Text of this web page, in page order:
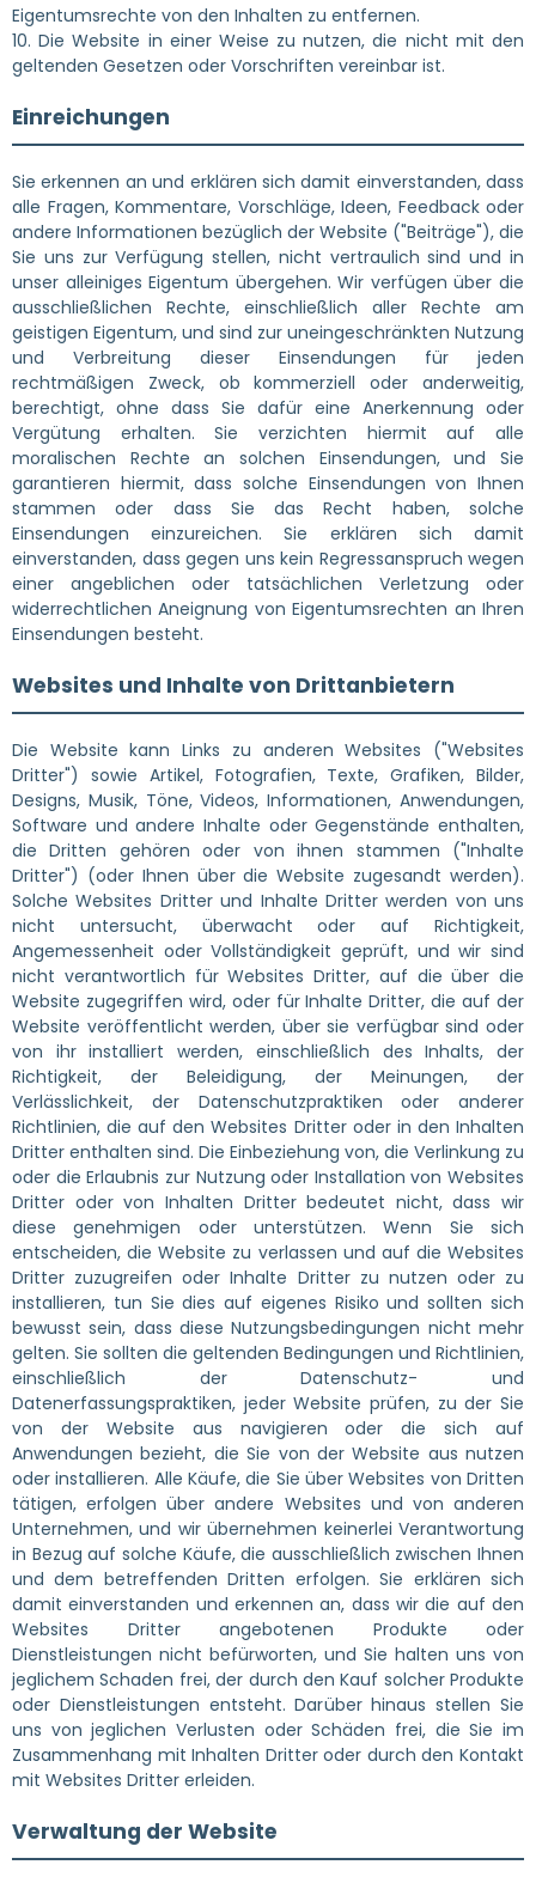
Eigentumsrechte von den Inhalten zu entfernen.
10. Die Website in einer Weise zu nutzen, die nicht mit den
geltenden Gesetzen oder Vorschriften vereinbar ist.
Einreichungen
Sie erkennen an und erklären sich damit einverstanden, dass
alle Fragen, Kommentare, Vorschläge, Ideen, Feedback oder
andere Informationen bezüglich der Website ("Beiträge"), die
Sie uns zur Verfügung stellen, nicht vertraulich sind und in
unser alleiniges Eigentum übergehen. Wir verfügen über die
ausschließlichen Rechte, einschließlich aller Rechte am
geistigen Eigentum, und sind zur uneingeschränkten Nutzung
und Verbreitung dieser Einsendungen für jeden
rechtmäßigen Zweck, ob kommerziell oder anderweitig,
berechtigt, ohne dass Sie dafür eine Anerkennung oder
Vergütung erhalten. Sie verzichten hiermit auf alle
moralischen Rechte an solchen Einsendungen, und Sie
garantieren hiermit, dass solche Einsendungen von Ihnen
stammen oder dass Sie das Recht haben, solche
Einsendungen einzureichen. Sie erklären sich damit
einverstanden, dass gegen uns kein Regressanspruch wegen
einer angeblichen oder tatsächlichen Verletzung oder
widerrechtlichen Aneignung von Eigentumsrechten an Ihren
Einsendungen besteht.
Websites und Inhalte von Drittanbietern
Die Website kann Links zu anderen Websites ("Websites
Dritter") sowie Artikel, Fotografien, Texte, Grafiken, Bilder,
Designs, Musik, Töne, Videos, Informationen, Anwendungen,
Software und andere Inhalte oder Gegenstände enthalten,
die Dritten gehören oder von ihnen stammen ("Inhalte
Dritter") (oder Ihnen über die Website zugesandt werden).
Solche Websites Dritter und Inhalte Dritter werden von uns
nicht untersucht, überwacht oder auf Richtigkeit,
Angemessenheit oder Vollständigkeit geprüft, und wir sind
nicht verantwortlich für Websites Dritter, auf die über die
Website zugegriffen wird, oder für Inhalte Dritter, die auf der
Website veröffentlicht werden, über sie verfügbar sind oder
von ihr installiert werden, einschließlich des Inhalts, der
Richtigkeit, der Beleidigung, der Meinungen, der
Verlässlichkeit, der Datenschutzpraktiken oder anderer
Richtlinien, die auf den Websites Dritter oder in den Inhalten
Dritter enthalten sind. Die Einbeziehung von, die Verlinkung zu
oder die Erlaubnis zur Nutzung oder Installation von Websites
Dritter oder von Inhalten Dritter bedeutet nicht, dass wir
diese genehmigen oder unterstützen. Wenn Sie sich
entscheiden, die Website zu verlassen und auf die Websites
Dritter zuzugreifen oder Inhalte Dritter zu nutzen oder zu
installieren, tun Sie dies auf eigenes Risiko und sollten sich
bewusst sein, dass diese Nutzungsbedingungen nicht mehr
gelten. Sie sollten die geltenden Bedingungen und Richtlinien,
einschließlich der Datenschutz- und
Datenerfassungspraktiken, jeder Website prüfen, zu der Sie
von der Website aus navigieren oder die sich auf
Anwendungen bezieht, die Sie von der Website aus nutzen
oder installieren. Alle Käufe, die Sie über Websites von Dritten
tätigen, erfolgen über andere Websites und von anderen
Unternehmen, und wir übernehmen keinerlei Verantwortung
in Bezug auf solche Käufe, die ausschließlich zwischen Ihnen
und dem betreffenden Dritten erfolgen. Sie erklären sich
damit einverstanden und erkennen an, dass wir die auf den
Websites Dritter angebotenen Produkte oder
Dienstleistungen nicht befürworten, und Sie halten uns von
jeglichem Schaden frei, der durch den Kauf solcher Produkte
oder Dienstleistungen entsteht. Darüber hinaus stellen Sie
uns von jeglichen Verlusten oder Schäden frei, die Sie im
Zusammenhang mit Inhalten Dritter oder durch den Kontakt
mit Websites Dritter erleiden.
Verwaltung der Website